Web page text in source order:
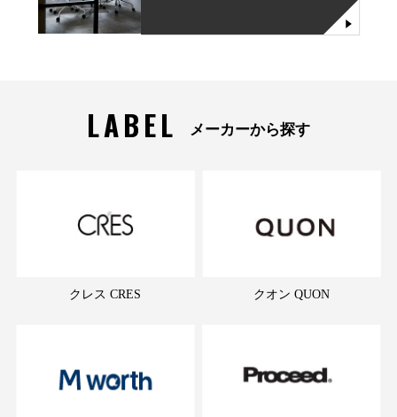
LABEL メーカーから探す
クレス CRES クオン QUON